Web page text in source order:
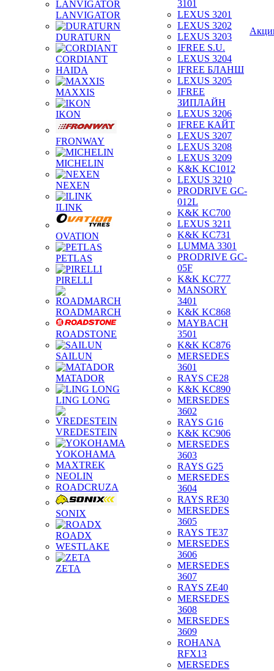
LANVIGATOR
DURATURN
CORDIANT
HAIDA
MAXXIS
IKON
FRONWAY
MICHELIN
NEXEN
ILINK
OVATION
PETLAS
PIRELLI
ROADMARCH
ROADSTONE
SAILUN
MATADOR
LING LONG
VREDESTEIN
YOKOHAMA
MAXTREK
NEOLIN
ROADCRUZA
SONIX
ROADX
WESTLAKE
ZETA
3101
LEXUS 3201
LEXUS 3202
LEXUS 3203
IFREE S.U.
LEXUS 3204
IFREE БЛАНШ
LEXUS 3205
IFREE
ЗИПЛАЙН
LEXUS 3206
IFREE КАЙТ
LEXUS 3207
LEXUS 3208
LEXUS 3209
K&K KC1012
LEXUS 3210
PRODRIVE GC-
012L
K&K KC700
LEXUS 3211
K&K KC731
LUMMA 3301
PRODRIVE GC-
05F
K&K KC777
MANSORY
3401
K&K KC868
MAYBACH
3501
K&K KC876
MERSEDES
3601
RAYS CE28
K&K KC890
MERSEDES
3602
RAYS G16
K&K KC906
MERSEDES
3603
RAYS G25
MERSEDES
3604
RAYS RE30
MERSEDES
3605
RAYS TE37
MERSEDES
3606
MERSEDES
3607
RAYS ZE40
MERSEDES
3608
MERSEDES
3609
ROHANA
RFX13
MERSEDES